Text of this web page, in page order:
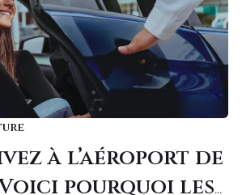
à l’aéroport de
Voici pourquoi les